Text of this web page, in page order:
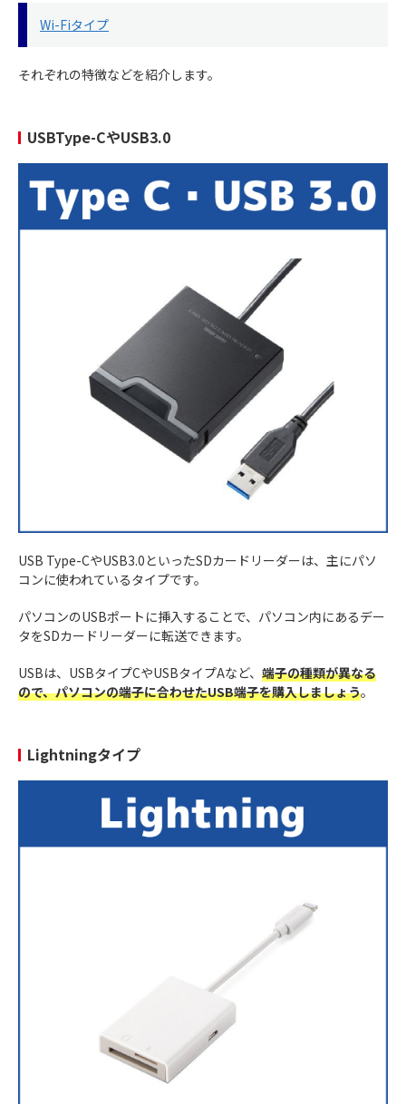
Wi-Fiタイプ
それぞれの特徴などを紹介します。
USBType-CやUSB3.0
USB Type-CやUSB3.0といったSDカードリーダーは、主にパソ
コンに使われているタイプです。
パソコンのUSBポートに挿入することで、パソコン内にあるデー
タをSDカードリーダーに転送できます。
USBは、USBタイプCやUSBタイプAなど、 端子の種類が異なる
ので、パソコンの端子に合わせたUSB端子を購入しましょう。
Lightningタイプ